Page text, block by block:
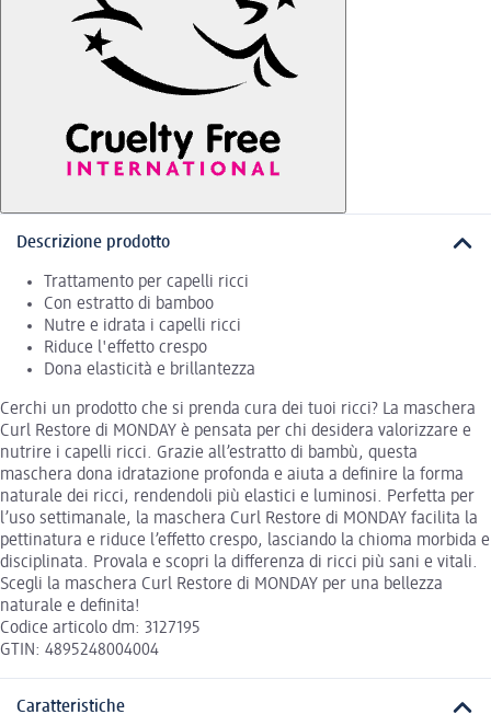
Descrizione prodotto
Trattamento per capelli ricci
Con estratto di bamboo
Nutre e idrata i capelli ricci
Riduce l'effetto crespo
Dona elasticità e brillantezza
Cerchi un prodotto che si prenda cura dei tuoi ricci? La maschera
Curl Restore di MONDAY è pensata per chi desidera valorizzare e
nutrire i capelli ricci. Grazie all’estratto di bambù, questa
maschera dona idratazione profonda e aiuta a definire la forma
naturale dei ricci, rendendoli più elastici e luminosi. Perfetta per
l’uso settimanale, la maschera Curl Restore di MONDAY facilita la
pettinatura e riduce l’effetto crespo, lasciando la chioma morbida e
disciplinata. Provala e scopri la differenza di ricci più sani e vitali.
Scegli la maschera Curl Restore di MONDAY per una bellezza
naturale e definita!
Codice articolo dm: 3127195
GTIN: 4895248004004
Caratteristiche